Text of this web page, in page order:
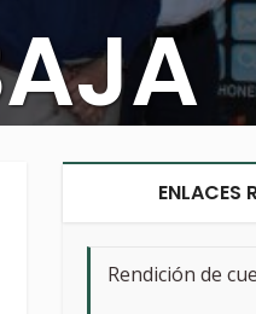
ENLACES
Rendición de